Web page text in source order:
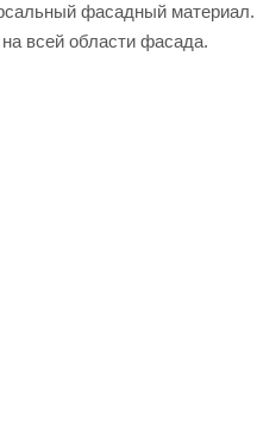
фасадный
всей области фасада.